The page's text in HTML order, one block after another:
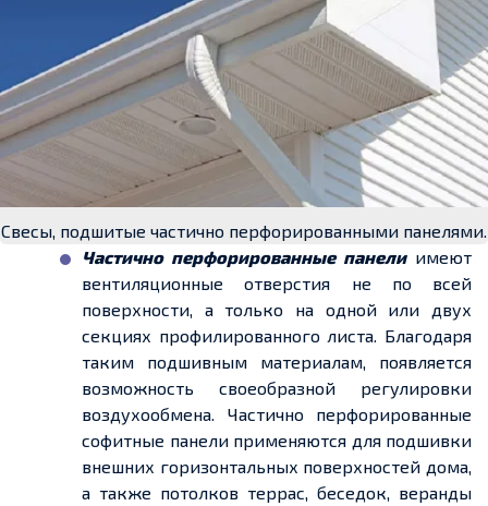
Свесы, подшитые частично перфорированными панелями.
Частично перфорированные панелиимеют
вентиляционные отверстия не по всей
поверхности, а только на одной или двух
секциях профилированного листа. Благодаря
таким подшивным материалам, появляется
возможность своеобразной регулировки
воздухообмена. Частично перфорированные
софитные панели применяются для подшивки
внешних горизонтальных поверхностей дома,
а также потолков террас, беседок, веранды